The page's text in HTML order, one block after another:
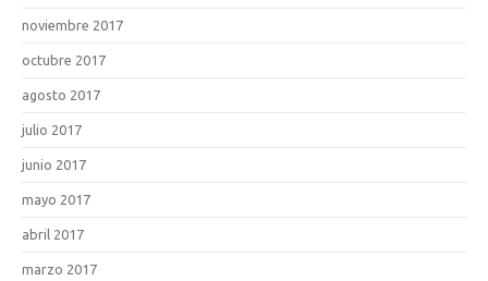
noviembre 2017
octubre 2017
agosto 2017
julio 2017
junio 2017
mayo 2017
abril 2017
marzo 2017